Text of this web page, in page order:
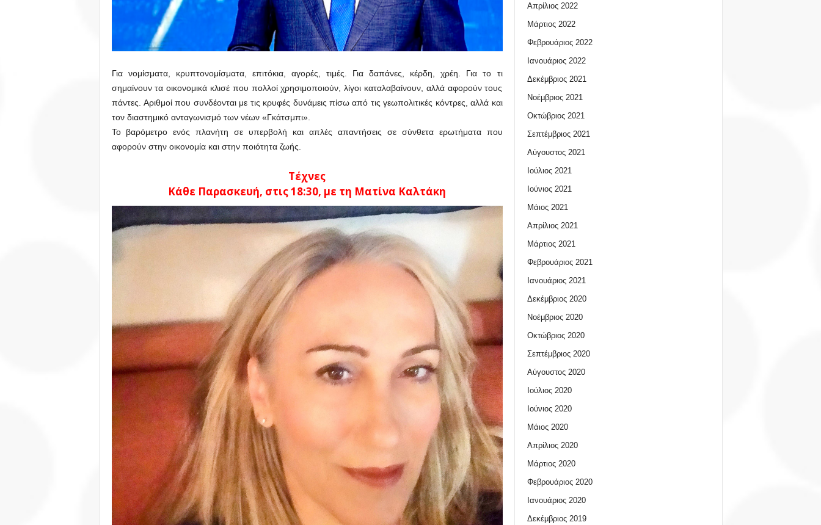
Για νομίσματα, κρυπτονομίσματα, επιτόκια, αγορές, τιμές. Για δαπάνες, κέρδη, χρέη. Για το τι
σημαίνουν τα οικονομικά κλισέ που πολλοί χρησιμοποιούν, λίγοι καταλαβαίνουν, αλλά αφορούν τους
πάντες. Αριθμοί που συνδέονται με τις κρυφές δυνάμεις πίσω από τις γεωπολιτικές κόντρες, αλλά και
τον διαστημικό ανταγωνισμό των νέων «Γκάτσμπι».
Το βαρόμετρο ενός πλανήτη σε υπερβολή και απλές απαντήσεις σε σύνθετα ερωτήματα που
αφορούν στην οικονομία και στην ποιότητα ζωής.
Τέχνες
Κάθε Παρασκευή, στις 18:30, με τη Ματίνα Καλτάκη
Απρίλιος 2022
Μάρτιος 2022
Φεβρουάριος 2022
Ιανουάριος 2022
Δεκέμβριος 2021
Νοέμβριος 2021
Οκτώβριος 2021
Σεπτέμβριος 2021
Αύγουστος 2021
Ιούλιος 2021
Ιούνιος 2021
Μάιος 2021
Απρίλιος 2021
Μάρτιος 2021
Φεβρουάριος 2021
Ιανουάριος 2021
Δεκέμβριος 2020
Νοέμβριος 2020
Οκτώβριος 2020
Σεπτέμβριος 2020
Αύγουστος 2020
Ιούλιος 2020
Ιούνιος 2020
Μάιος 2020
Απρίλιος 2020
Μάρτιος 2020
Φεβρουάριος 2020
Ιανουάριος 2020
Δεκέμβριος 2019